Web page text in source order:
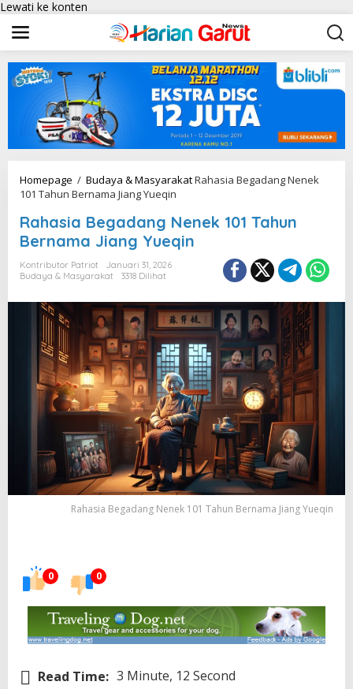
Lewati ke konten
Homepage / Budaya & MasyarakatRahasia Begadang Nenek
101 Tahun Bernama Jiang Yueqin
Rahasia Begadang Nenek 101 Tahun
Bernama Jiang Yueqin
Kontributor Patriot
Januari 31, 2026
Budaya & Masyarakat
3318 Dilihat
Rahasia Begadang Nenek 101 Tahun Bernama Jiang Yueqin
0 0
Read Time: 3 Minute, 12 Second